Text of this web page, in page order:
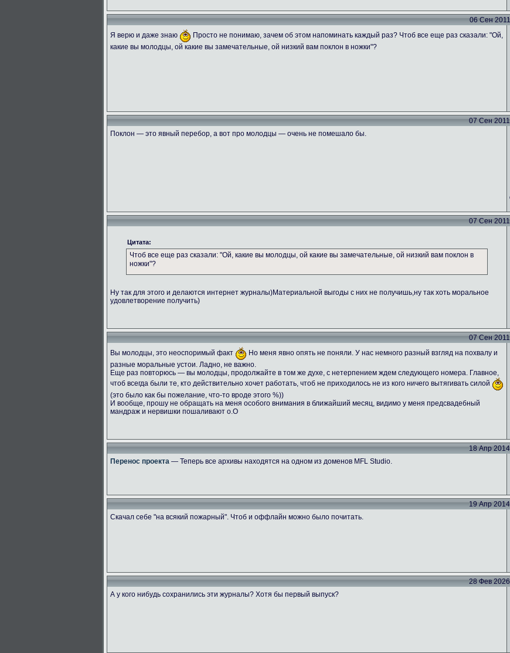
06 Сен
Я верю и даже знаю
Просто не понимаю, зачем об этом напоминать каждый раз? Чтоб все еще раз сказали: "Ой,
какие вы молодцы, ой какие вы замечательные, ой низкий вам поклон в ножки"?
07 Сен
Поклон — это явный перебор, а вот про молодцы — очень не помешало бы.
07 Сен
Цитата:
Чтоб все еще раз сказали: "Ой, какие вы молодцы, ой какие вы замечательные, ой низкий вам поклон в
ножки"?
Ну так для этого и делаются интернет журналы)Материальной выгоды с них не получишь,ну так хоть моральное
удовлетворение получить)
07 Сен
Вы молодцы, это неоспоримый факт
Но меня явно опять не поняли. У нас немного разный взгляд на похвалу и
разные моральные устои. Ладно, не важно.
Еще раз повторюсь — вы молодцы, продолжайте в том же духе, с нетерпением ждем следующего номера. Главное,
чтоб всегда были те, кто действительно хочет работать, чтоб не приходилось не из кого ничего вытягивать силой
(это было как бы пожелание, что-то вроде этого %))
И вообще, прошу не обращать на меня особого внимания в ближайший месяц, видимо у меня предсвадебный
мандраж и нервишки пошаливают о.О
18 Апр
Перенос проекта — Теперь все архивы находятся на одном из доменов MFL Studio.
19 Апр
Скачал себе "на всякий пожарный". Чтоб и оффлайн можно было почитать.
28 Фев
А у кого нибудь сохранились эти журналы? Хотя бы первый выпуск?